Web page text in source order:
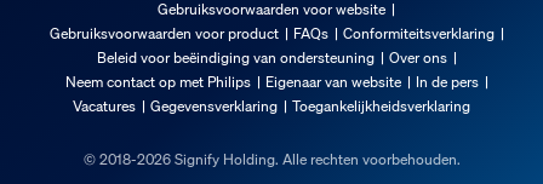
Volledig weerbestendig
Lichtkenmerken
Gebruiksvoorwaarden voor website
Gebruiksvoorwaarden voor product
FAQs
Conformiteitsverklaring
Beleid voor beëindiging van ondersteuning
Over ons
Neem contact op met Philips
Eigenaar van website
In de pers
Vacatures
Gegevensverklaring Toegankelijkheidsverklaring
© 2018-2026 Signify Holding. Alle rechten voorbehouden.